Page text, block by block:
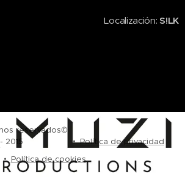
Localización:S!LK
reservados©
2015
Política de privacidad
Política de cookies